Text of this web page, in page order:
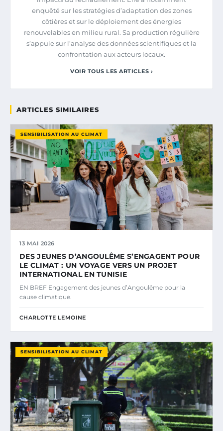
enquêté sur les stratégies d’adaptation des zones
côtières et sur le déploiement des énergies
renouvelables en milieu rural. Sa production régulière
s’appuie sur l’analyse des données scientifiques et la
confrontation aux acteurs locaux.
VOIR TOUS LES ARTICLES ›
ARTICLES SIMILAIRES
SENSIBILISATION AU CLIMAT
13 MAI 2026
DES JEUNES D’ANGOULÊME S’ENGAGENT POUR
LE CLIMAT : UN VOYAGE VERS UN PROJET
INTERNATIONAL EN TUNISIE
EN BREF Engagement des jeunes d’Angoulême pour la
cause climatique.
CHARLOTTE LEMOINE
SENSIBILISATION AU CLIMAT